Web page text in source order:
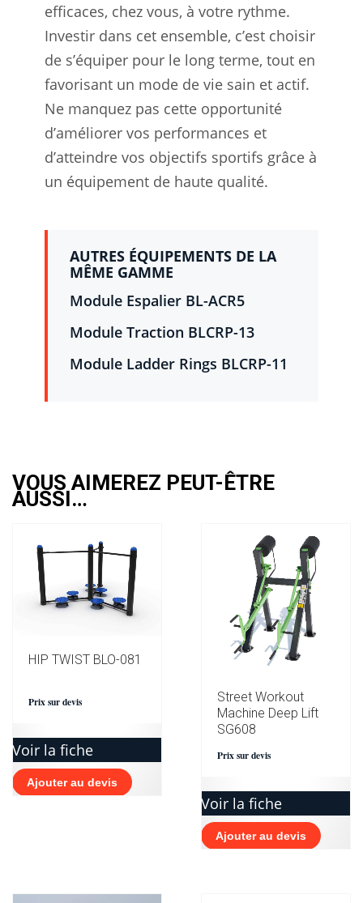
efficaces, chez vous, à votre rythme.
Investir dans cet ensemble, c’est choisir
de s’équiper pour le long terme, tout en
favorisant un mode de vie sain et actif.
Ne manquez pas cette opportunité
d’améliorer vos performances et
d’atteindre vos objectifs sportifs grâce à
un équipement de haute qualité.
AUTRES ÉQUIPEMENTS DE LA
MÊME GAMME
Module Espalier BL-ACR5
Module Traction BLCRP-13
Module Ladder Rings BLCRP-11
VOUS AIMEREZ PEUT-ÊTRE
AUSSI…
HIP TWIST BLO-081
Prix sur devis
Voir la fiche
Ajouter au devis
Street Workout
Machine Deep Lift
SG608
Prix sur devis
Voir la fiche
Ajouter au devis